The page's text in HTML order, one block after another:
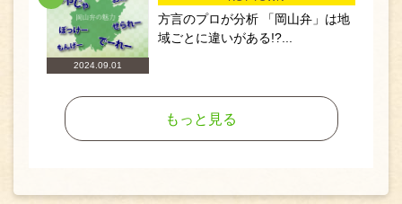
2024.09.01
方言のプロが分析 「岡山弁」は地
域ごとに違いがある!?...
もっと見る